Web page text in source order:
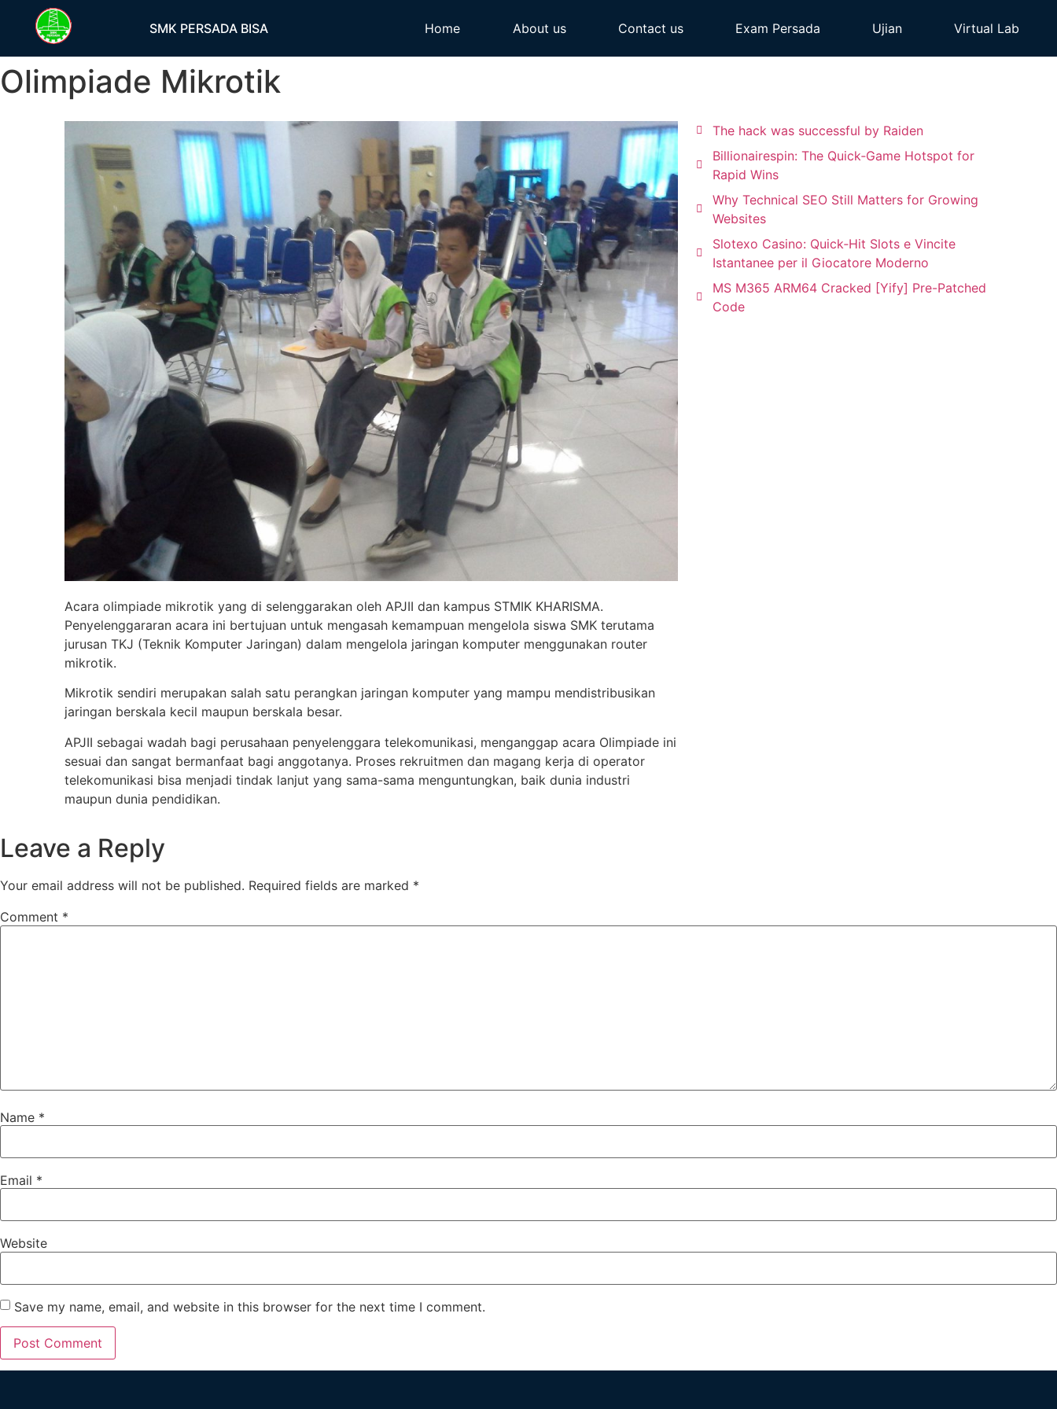
SMK PERSADA BISA Home About us Contact us Exam Persada Ujian Virtual Lab
Olimpiade Mikrotik
Acara olimpiade mikrotik yang di selenggarakan oleh APJII dan kampus STMIK KHARISMA.
Penyelenggararan acara ini bertujuan untuk mengasah kemampuan mengelola siswa SMK terutama
jurusan TKJ (Teknik Komputer Jaringan) dalam mengelola jaringan komputer menggunakan router
mikrotik.
Mikrotik sendiri merupakan salah satu perangkan jaringan komputer yang mampu mendistribusikan
jaringan berskala kecil maupun berskala besar.
APJII sebagai wadah bagi perusahaan penyelenggara telekomunikasi, menganggap acara Olimpiade ini
sesuai dan sangat bermanfaat bagi anggotanya. Proses rekruitmen dan magang kerja di operator
telekomunikasi bisa menjadi tindak lanjut yang sama-sama menguntungkan, baik dunia industri
maupun dunia pendidikan.
The hack was successful by Raiden
Billionairespin: The Quick‑Game Hotspot for
Rapid Wins
Why Technical SEO Still Matters for Growing
Websites
Slotexo Casino: Quick‑Hit Slots e Vincite
Istantanee per il Giocatore Moderno
MS M365 ARM64 Cracked [Yify] Pre-Patched
Code
Leave a Reply
Your email address will not be published. Required fields are marked *
Comment *
Name *
Email *
Website
Save my name, email, and website in this browser for the next time I comment.